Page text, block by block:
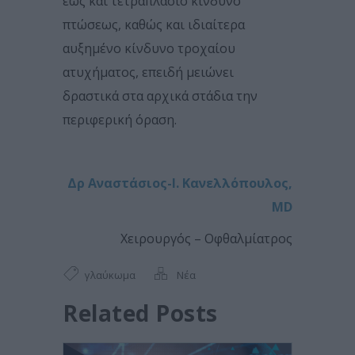
πτώσεως, καθώς και ιδιαίτερα
αυξημένο κίνδυνο τροχαίου
ατυχήματος, επειδή μειώνει
δραστικά στα αρχικά στάδια την
περιφερική όραση.
Δρ Αναστάσιος-Ι. Κανελλόπουλος,
MD
Χειρουργός – Οφθαλμίατρος
γλαύκωμα Νέα
Related Posts